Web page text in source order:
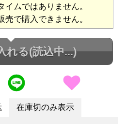
ムではありません。
で購入できません。
れる(読込中...)
在庫切のみ表示